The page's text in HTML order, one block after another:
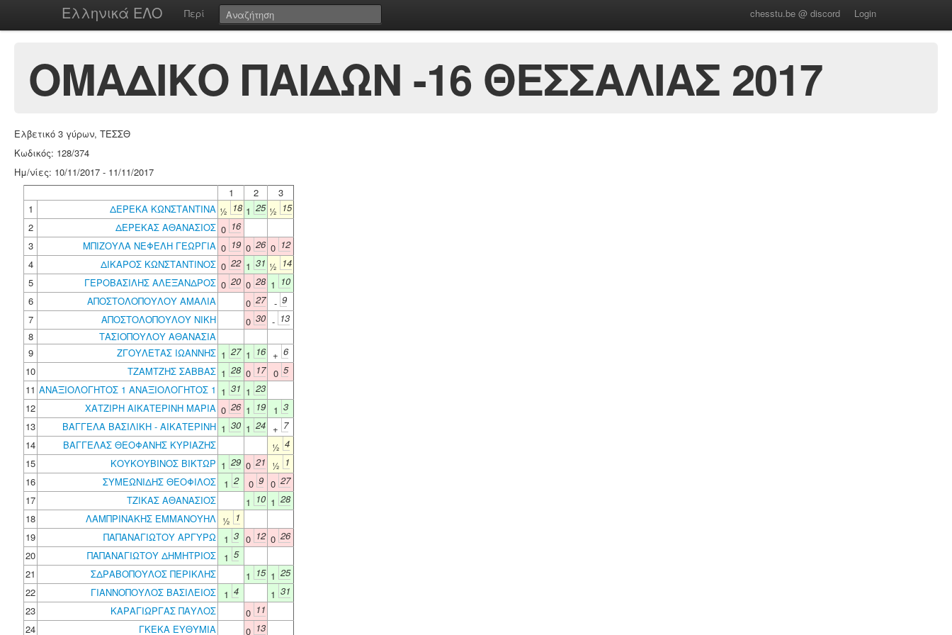
Ελληνικά ΕΛΟ Περί chesstu.be @ discord Login
ΟΜΑΔΙΚΟ ΠΑΙΔΩΝ -16 ΘΕΣΣΑΛΙΑΣ 2017
Ελβετικό 3 γύρων, ΤΕΣΣΘ
Κωδικός: 128/374
Ημ/νίες: 10/11/2017 - 11/11/2017
1
2
3
1
ΔΕΡΕΚΑ ΚΩΝΣΤΑΝΤΙΝΑ ½ 18 1 25 ½ 15
2
ΔΕΡΕΚΑΣ ΑΘΑΝΑΣΙΟΣ 0 16
3
ΜΠΙΖΟΥΛΑ ΝΕΦΕΛΗ ΓΕΩΡΓΙΑ 0 19 0 26 0 12
4
ΔΙΚΑΡΟΣ ΚΩΝΣΤΑΝΤΙΝΟΣ 0 22 1 31 ½ 14
5
ΓΕΡΟΒΑΣΙΛΗΣ ΑΛΕΞΑΝΔΡΟΣ 0 20 0 28 1 10
6
ΑΠΟΣΤΟΛΟΠΟΥΛΟΥ ΑΜΑΛΙΑ 0 27 - 9
7
ΑΠΟΣΤΟΛΟΠΟΥΛΟΥ ΝΙΚΗ 0 30 - 13
8
ΤΑΣΙΟΠΟΥΛΟΥ ΑΘΑΝΑΣΙΑ
9
ΖΓΟΥΛΕΤΑΣ ΙΩΑΝΝΗΣ 1 27 1 16 + 6
10
ΤΖΑΜΤΖΗΣ ΣΑΒΒΑΣ 1 28 0 17 0 5
11 ΑΝΑΞΙΟΛΟΓΗΤΟΣ 1 ΑΝΑΞΙΟΛΟΓΗΤΟΣ 1 1 31 1 23
12
ΧΑΤΖΙΡΗ ΑΙΚΑΤΕΡΙΝΗ ΜΑΡΙΑ 0 26 1 19 1 3
13
ΒΑΓΓΕΛΑ ΒΑΣΙΛΙΚΗ - ΑΙΚΑΤΕΡΙΝΗ 1 30 1 24 + 7
14
ΒΑΓΓΕΛΑΣ ΘΕΟΦΑΝΗΣ ΚΥΡΙΑΖΗΣ ½ 4
15
ΚΟΥΚΟΥΒΙΝΟΣ ΒΙΚΤΩΡ 1 29 0 21 ½ 1
16
ΣΥΜΕΩΝΙΔΗΣ ΘΕΟΦΙΛΟΣ 1 2 0 9 0 27
17
ΤΖΙΚΑΣ ΑΘΑΝΑΣΙΟΣ 1 10 1 28
18
ΛΑΜΠΡΙΝΑΚΗΣ ΕΜΜΑΝΟΥΗΛ ½ 1
19
ΠΑΠΑΝΑΓΙΩΤΟΥ ΑΡΓΥΡΩ 1 3 0 12 0 26
20
ΠΑΠΑΝΑΓΙΩΤΟΥ ΔΗΜΗΤΡΙΟΣ 1 5
21
ΣΔΡΑΒΟΠΟΥΛΟΣ ΠΕΡΙΚΛΗΣ 1 15 1 25
22
ΓΙΑΝΝΟΠΟΥΛΟΣ ΒΑΣΙΛΕΙΟΣ 1 4 1 31
23
ΚΑΡΑΓΙΩΡΓΑΣ ΠΑΥΛΟΣ 0 11
24
ΓΚΕΚΑ ΕΥΘΥΜΙΑ 0 13